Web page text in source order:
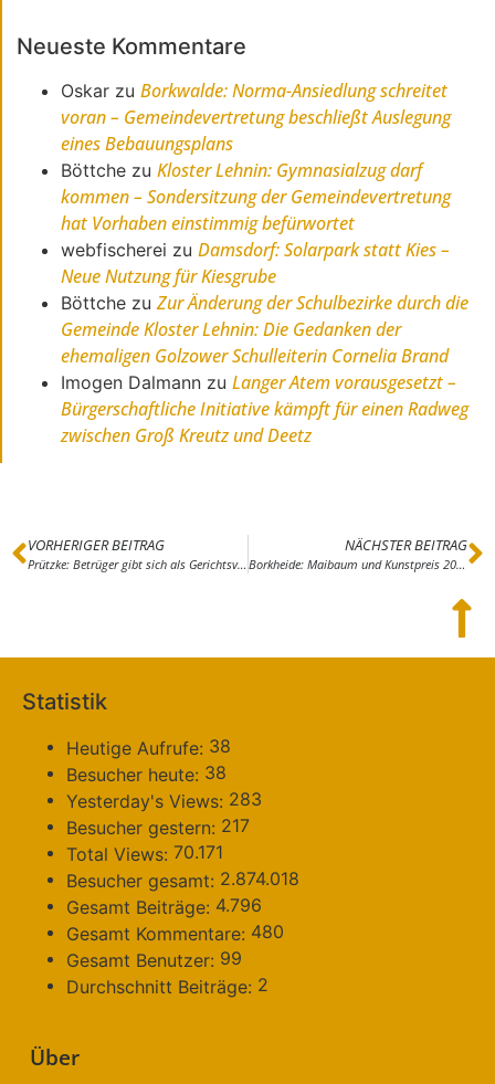
Neueste Kommentare
Oskar zu Borkwalde: Norma-Ansiedlung schreitet
voran – Gemeindevertretung beschließt Auslegung
eines Bebauungsplans
Böttche zu Kloster Lehnin: Gymnasialzug darf
kommen – Sondersitzung der Gemeindevertretung
hat Vorhaben einstimmig befürwortet
webfischerei zu Damsdorf: Solarpark statt Kies –
Neue Nutzung für Kiesgrube
Böttche zuZur Änderung der Schulbezirke durch die
Gemeinde Kloster Lehnin: Die Gedanken der
ehemaligen Golzower Schulleiterin Cornelia Brand
Imogen Dalmann zu Langer Atem vorausgesetzt –
Bürgerschaftliche Initiative kämpft für einen Radweg
zwischen Groß Kreutz und Deetz
VORHERIGER BEITRAG
Prützke: Betrüger gibt sich als Gerichtsvollzieher aus
NÄCHSTER BEITRAG
Borkheide: Maibaum und Kunstpreis 2018
Statistik
Heutige Aufrufe: 38
Besucher heute: 38
Yesterday's Views: 283
Besucher gestern: 217
Total Views: 70.171
Besucher gesamt: 2.874.018
Gesamt Beiträge: 4.796
Gesamt Kommentare: 480
Gesamt Benutzer: 99
Durchschnitt Beiträge: 2
Über